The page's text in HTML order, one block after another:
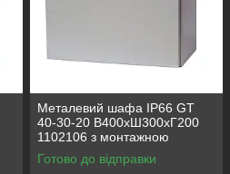
Металевий шафа IP66 GT
40-30-20 В400хШ300хГ200
1102106 з монтажною
панеллю (розподільчий, 1
замок)
Готово до відправки